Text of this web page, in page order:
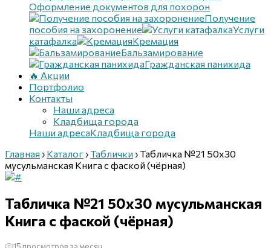
Оформление документов для похорон
Получение
пособия на захоронение
Услуги
катафалка
Кремация
Бальзамирование
Гражданская панихида
🔥 Акции
Портфолио
Контакты
Наши адреса
Кладбища города
Наши адресаКладбища города
Главная › Каталог›Таблички ›Табличка №21 50х30
мусульманская Книга с фаской (чёрная)
Табличка №21 50х30 мусульманская
Книга с фаской (чёрная)